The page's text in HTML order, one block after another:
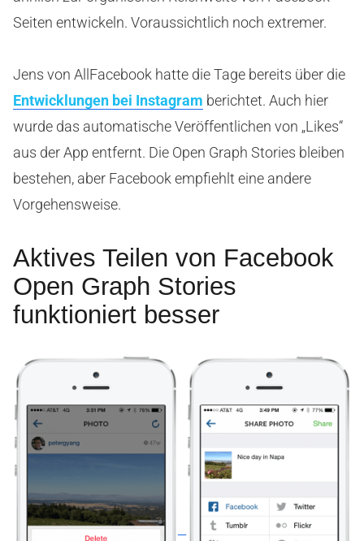
Seiten entwickeln. Voraussichtlich noch extremer.
Jens von AllFacebook hatte die Tage bereits über die
Entwicklungen bei Instagram berichtet. Auch hier
wurde das automatische Veröffentlichen von „Likes“
aus der App entfernt. Die Open Graph Stories bleiben
bestehen, aber Facebook empfiehlt eine andere
Vorgehensweise.
Aktives Teilen von Facebook
Open Graph Stories
funktioniert besser